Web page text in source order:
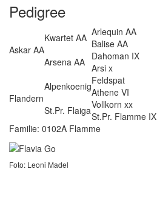
Pedigree
Askar AA
Kwartet AA Arlequin AA
Balise AA
Arsena AA Dahoman IX
Arsi x
Flandern
AlpenkoenigFeldspat
Athene VI
St.Pr. FlaigaVollkorn xx
St.Pr. Flamme IX
Familie: 0102A Flamme
Foto: Leoni Madel